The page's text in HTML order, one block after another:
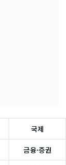
국제
금융·증권